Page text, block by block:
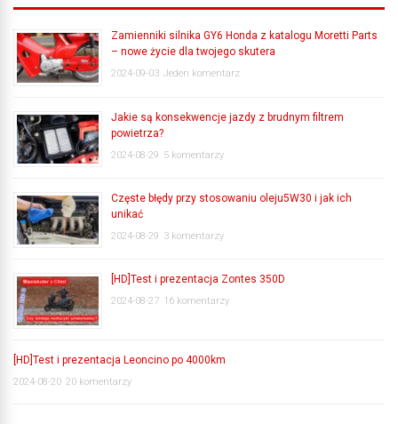
Zamienniki silnika GY6 Honda z katalogu Moretti Parts
– nowe życie dla twojego skutera
2024-09-03 Jeden komentarz
Jakie są konsekwencje jazdy z brudnym filtrem
powietrza?
2024-08-29 5 komentarzy
Częste błędy przy stosowaniu oleju5W30 i jak ich
unikać
2024-08-29 3 komentarzy
[HD]Test i prezentacja Zontes 350D
2024-08-27 16 komentarzy
[HD]Test i prezentacja Leoncino po 4000km
2024-08-20 20 komentarzy